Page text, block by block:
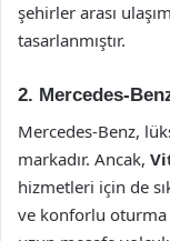
şehirler arası
tasarlanmıştır.
2. Mercedes-
Mercedes-Benz,
markadır. Ancak,
hizmetleri için de
ve konforlu oturma